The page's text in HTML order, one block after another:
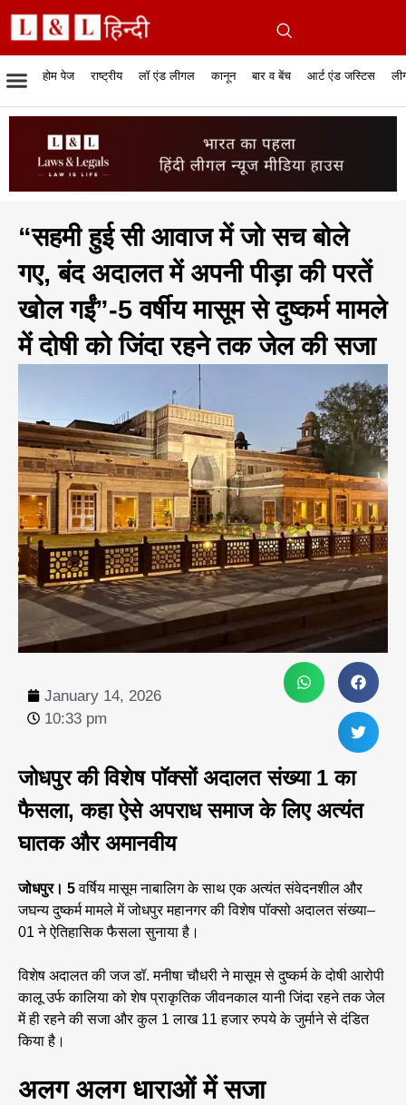
होम पेज राष्ट्रीय
रिपोर्टेबल जजमेंट सुप्रीम कोर्ट हाईकोर्ट
लॉ एंड लीगल
रिसर्च एनालाईसिस एंड लॉ केस स्टेटस
कानून
व्यापार में कानून फिल्में और कानून
बार व बेंच
बार एसोसिएशन बार
आर्ट एंड जस्टिस
जस्टिस एंड जस्टिस
“सहमी हुई सी आवाज में जो सच बोले
गए, बंद अदालत में अपनी पीड़ा की परतें
खोल गईं”-5 वर्षीय मासूम से दुष्कर्म मामले
में दोषी को जिंदा रहने तक जेल की सजा
January 14, 2026
10:33 pm
जोधपुर की विशेष पॉक्सों अदालत संख्या 1 का
फैसला, कहा ऐसे अपराध समाज के लिए अत्यंत
घातक और अमानवीय
जोधपुर। 5वर्षिय मासूम नाबालिग के साथ एक अत्यंत संवेदनशील और
जघन्य दुष्कर्म मामले में जोधपुर महानगर की विशेष पॉक्सो अदालत संख्या–
01 ने ऐतिहासिक फैसला सुनाया है।
विशेष अदालत की जज डॉ. मनीषा चौधरी ने मासूम से दुष्कर्म के दोषी आरोपी
कालू उर्फ कालिया को शेष प्राकृतिक जीवनकाल यानी जिंदा रहने तक जेल
में ही रहने की सजा और कुल 1 लाख 11 हजार रुपये के जुर्माने से दंडित
किया है।
अलग अलग धाराओं में सजा